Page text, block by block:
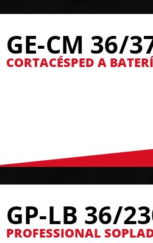
GE-CM 36/
CORTACÉSPED A
GP-LB 36/
PROFESSIONAL